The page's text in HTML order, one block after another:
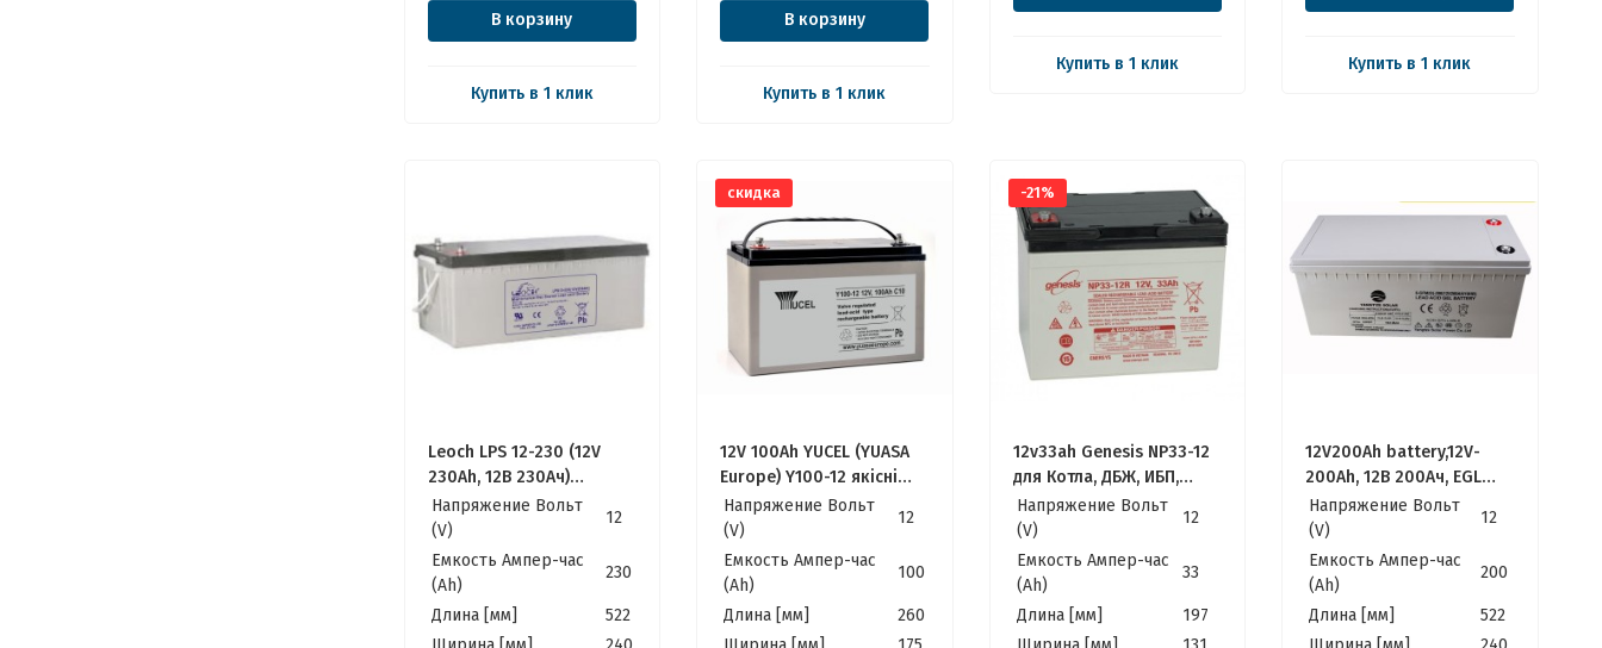
В корзину
Купить в 1 клик
В корзину
Купить в 1 клик
Купить в 1 клик Купить в 1 клик
Leoch LPS 12-230 (12V
230Ah, 12В 230Ач)
Аккумулятор Леоч
Напряжение Вольт
(V)
12
Емкость Ампер-час
(Ah)
230
Длина [мм]
522
скидка
12V 100Ah YUCEL (YUASA
Europe) Y100-12 якісні
ідеально для Котла,
Інвертора, ДБЖ, ИБП,
Панелей Сонячних
Напряжение Вольт
(V)
12
Емкость Ампер-час
(Ah)
100
Длина [мм]
260
-21%
12v33ah Genesis NP33-12
для Котла, ДБЖ, ИБП,
Інвертора
Напряжение Вольт
(V)
12
Емкость Ампер-час
(Ah)
33
Длина [мм]
197
12V200Ah battery,12V-
200Ah, 12В 200Ач, EGL
DJM GEL АКБ
Напряжение Вольт
(V)
12
Емкость Ампер-час
(Ah)
200
Длина [мм]
522